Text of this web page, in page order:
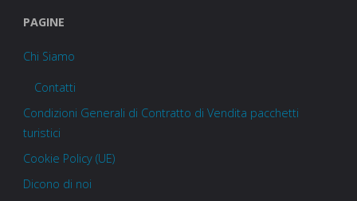
PAGINE
Chi Siamo
Contatti
Condizioni Generali di Contratto di Vendita pacchetti
turistici
Cookie Policy (UE)
Dicono di noi